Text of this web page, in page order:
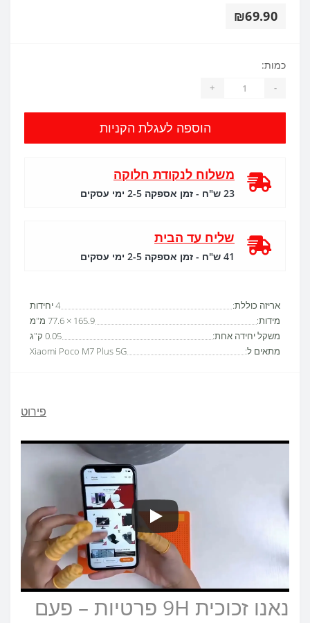
₪69.90
אריזה כוללת:
4 יחידות
מידות:
165.9 × 77.6 מ"מ
משקל יחידה אחת:
0.05 ק"ג
מתאים ל:
Xiaomi Poco M7 Plus 5G
כמות:
-
+
הוספה לעגלת הקניות
משלוח לנקודת חלוקה
23 ש"ח - זמן אספקה 2-5 ימי עסקים
שליח עד הבית
41 ש"ח - זמן אספקה 2-5 ימי עסקים
פירוט
נאנו זכוכית 9H פרטיות – פעם